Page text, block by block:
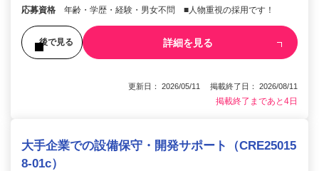
応募資格 年齢・学歴・経験・男⼥不問 ■⼈物重視の採⽤です！
後で見る 詳細を見る
更新日： 2026/05/11 掲載終了日： 2026/08/11
掲載終了まであと4日
大手企業での設備保守・開発サポート（CRE25015
8-01c）